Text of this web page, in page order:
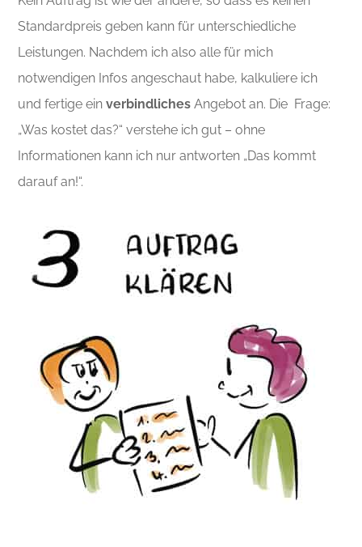
Standardpreis geben kann für unterschiedliche
Leistungen. Nachdem ich also alle für mich
notwendigen Infos angeschaut habe, kalkuliere ich
und fertige einverbindliches Angebot an. Die Frage:
„Was kostet das?“ verstehe ich gut – ohne
Informationen kann ich nur antworten „Das kommt
darauf an!“.